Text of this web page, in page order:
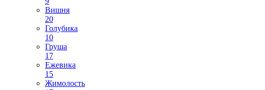
Вишня
20
Голубика
10
Груша
17
Ежевика
15
Жимолость